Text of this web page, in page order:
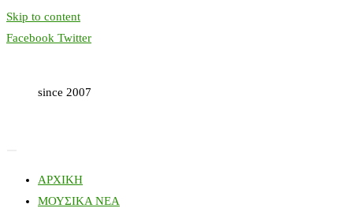
Skip to content
Facebook Twitter
since 2007
ΑΡΧΙΚΗ
ΜΟΥΣΙΚΑ ΝΕΑ